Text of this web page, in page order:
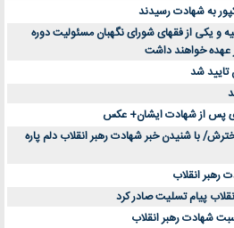
به شهادت رسیدند
و یکی از فقهای شورای نگهبان مسئولیت دوره
عهده خواهند داشت
پس از شهادت ایشان+ عکس
با شنیدن خبر شهادت رهبر انقلاب دلم پاره
رهبر انقلاب
پیام تسلیت صادر کرد
شهادت رهبر انقلاب